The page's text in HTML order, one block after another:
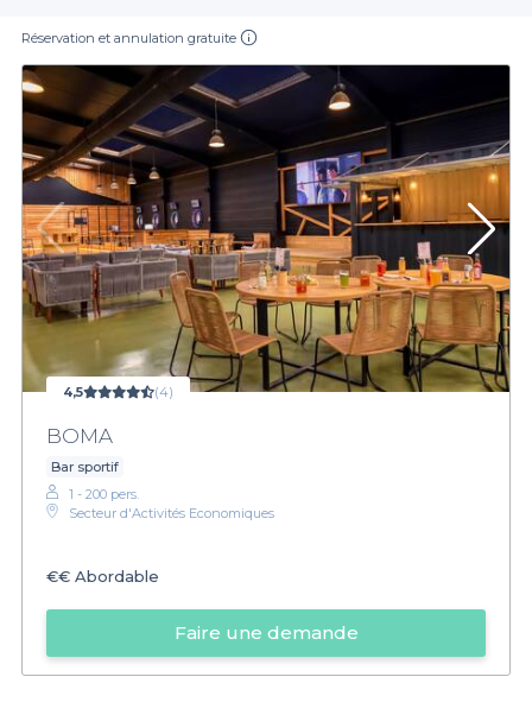
Réservation et annulation gratuite
4,5 (4)
BOMA
Bar sportif
1 - 200 pers.
Secteur d'Activités Economiques
€€ Abordable
Faire une demande